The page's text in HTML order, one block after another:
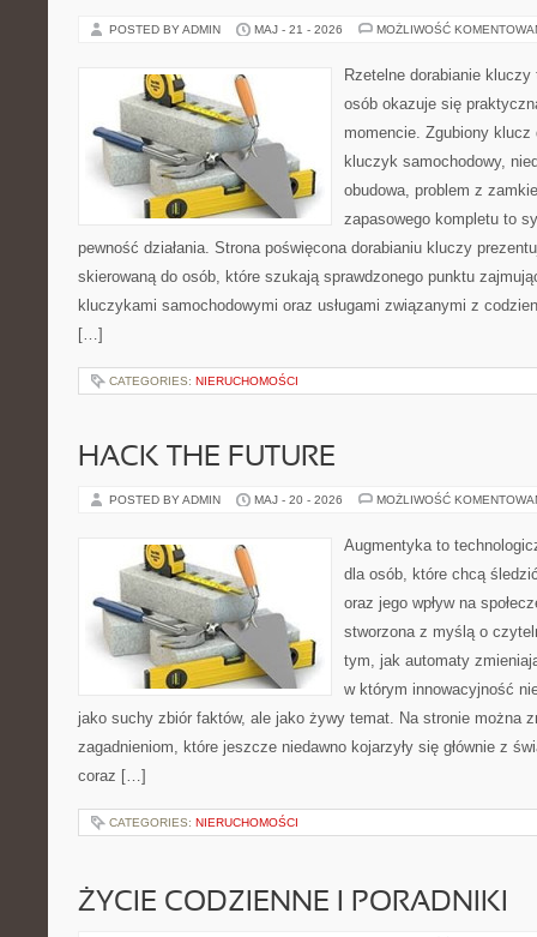
POSTED BY ADMIN MAJ - 21 - 2026 MOŻLIWOŚĆ
Rzetelne dorabianie kluczy
osób okazuje się
momencie. Zgubiony
kluczyk samochodowy,
obudowa, problem z
zapasowego kompletu to
pewność działania. Strona poświęcona dorabianiu kluczy
skierowaną do osób, które szukają sprawdzonego punktu
kluczykami samochodowymi oraz usługami związanymi z
[…]
CATEGORIES: NIERUCHOMOŚCI
HACK THE FUTURE
POSTED BY ADMIN MAJ - 20 - 2026 MOŻLIWOŚĆ
Augmentyka to
dla osób, które chcą
oraz jego wpływ na
stworzona z myślą o
tym, jak automaty
w którym innowacyjność
jako suchy zbiór faktów, ale jako żywy temat. Na stronie można
zagadnieniom, które jeszcze niedawno kojarzyły się głównie z
coraz […]
CATEGORIES: NIERUCHOMOŚCI
ŻYCIE CODZIENNE I PORADNIKI